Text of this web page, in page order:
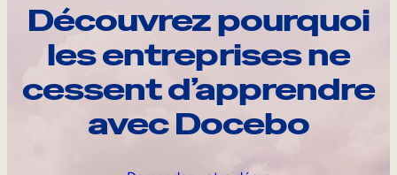
Découvrez pourquoi
les entreprises ne
cessent d’apprendre
avec Docebo